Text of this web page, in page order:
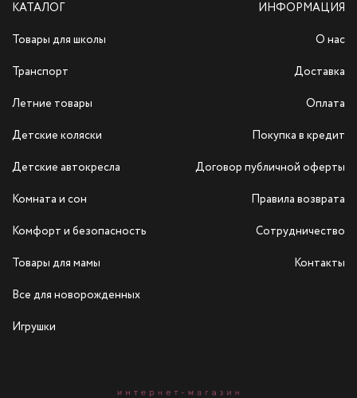
КАТАЛОГ
Товары для школы
Транспорт
Летние товары
Детские коляски
Детские автокресла
Комната и сон
Комфорт и безопасность
Товары для мамы
Все для новорожденных
Игрушки
ИНФОРМАЦИЯ
О нас
Доставка
Оплата
Покупка в кредит
Договор публичной оферты
Правила возврата
Сотрудничество
Контакты